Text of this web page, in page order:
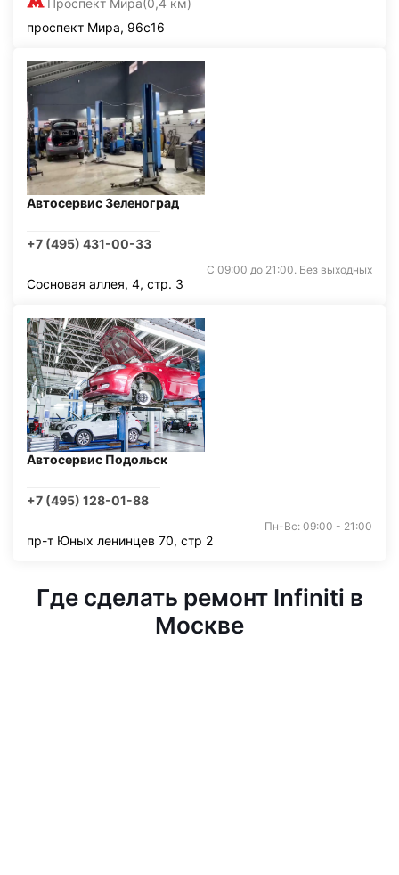
Проспект Мира(0,4 км)
проспект Мира, 96с16
Автосервис Зеленоград
+7 (495) 431-00-33
С 09:00 до 21:00. Без выходных
Сосновая аллея, 4, стр. 3
Автосервис Подольск
+7 (495) 128-01-88
Пн-Вс: 09:00 - 21:00
пр-т Юных ленинцев 70, стр 2
Где сделать ремонт Infiniti в
Москве